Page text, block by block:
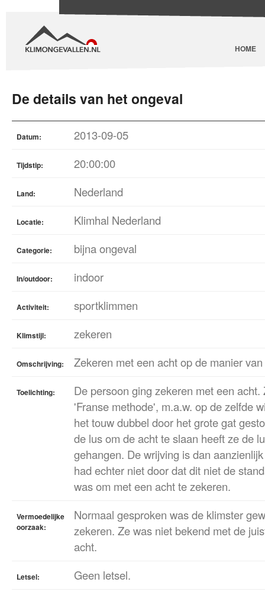
HOME
De details van het ongeval
Datum: 2013-09-05
Tijdstip: 20:00:00
Land: Nederland
Locatie: Klimhal Nederland
Categorie: bijna ongeval
In/outdoor: indoor
Activiteit: sportklimmen
Klimstijl: zekeren
Omschrijving: Zekeren met een acht op de manier
Toelichting:
De persoon ging zekeren met een
'Franse methode', m.a.w. op de zelfde
het touw dubbel door het grote gat
de lus om de acht te slaan heeft ze de
gehangen. De wrijving is dan
had echter niet door dat dit niet de
was om met een acht te zekeren.
Vermoedelijke
oorzaak:
Normaal gesproken was de klimster
zekeren. Ze was niet bekend met de
acht.
Letsel: Geen letsel.